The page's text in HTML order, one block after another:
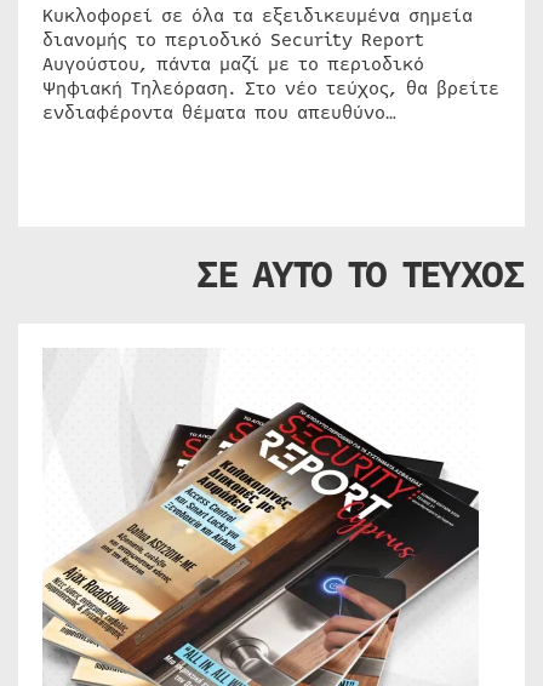
Κυκλοφορεί σε όλα τα εξειδικευμένα σημεία
διανομής το περιοδικό Security Report
Αυγούστου, πάντα μαζί με το περιοδικό
Ψηφιακή Τηλεόραση. Στο νέο τεύχος, θα βρείτε
ενδιαφέροντα θέματα που απευθύνο…
ΣΕ ΑΥΤΟ ΤΟ ΤΕΥΧΟΣ